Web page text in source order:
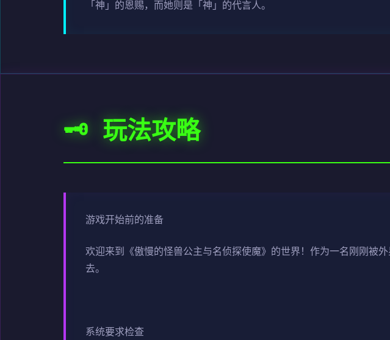
「神」的恩赐，而她则是「神」的代言人。
🗝️ 玩法攻略
游戏开始前的准备
欢迎来到《傲慢的怪兽公主与名侦探使魔》的世界！作为一名刚刚被
去。
系统要求检查